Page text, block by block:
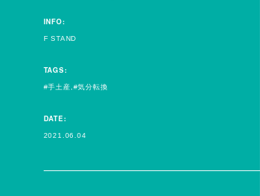
INFO:
F STAND
TAGS:
手土産 気分転換
DATE:
2021.06.04